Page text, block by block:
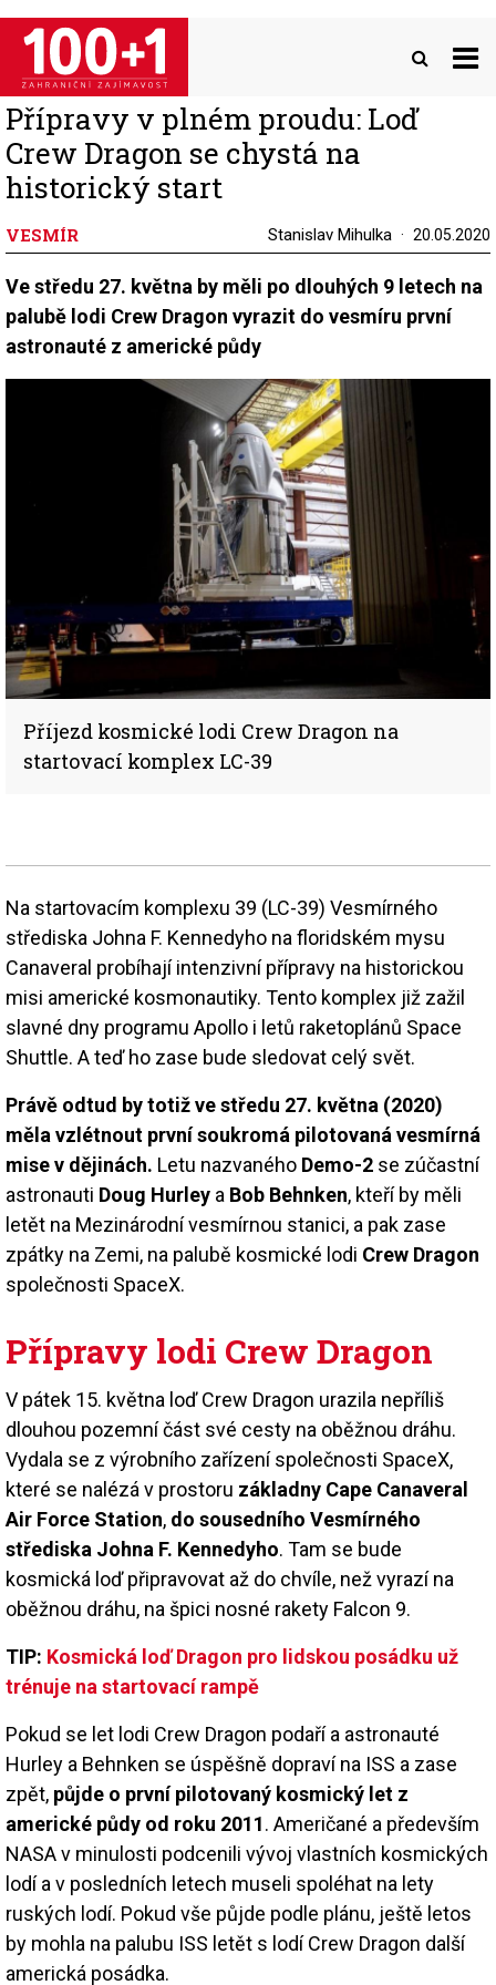
Přejít
hlavnímu
obsahu
Přípravy v plném proudu: Loď
Crew Dragon se chystá na
historický start
VESMÍR Stanislav Mihulka 20.05.2020
Ve středu 27. května by měli po dlouhých 9 letech na
palubě lodi Crew Dragon vyrazit do vesmíru první
astronauté z americké půdy
Příjezd kosmické lodi Crew Dragon na
startovací komplex LC-39
Na startovacím komplexu 39 (LC-39) Vesmírného
střediska Johna F. Kennedyho na floridském mysu
Canaveral probíhají intenzivní přípravy na historickou
misi americké kosmonautiky. Tento komplex již zažil
slavné dny programu Apollo i letů raketoplánů Space
Shuttle. A teď ho zase bude sledovat celý svět.
Právě odtud by totiž ve středu 27. května (2020)
měla vzlétnout první soukromá pilotovaná vesmírná
mise v dějinách. Letu nazvaného Demo-2 se zúčastní
astronauti Doug Hurley a Bob Behnken, kteří by měli
letět na Mezinárodní vesmírnou stanici, a pak zase
zpátky na Zemi, na palubě kosmické lodi Crew Dragon
společnosti SpaceX.
Přípravy lodi Crew Dragon
V pátek 15. května loď Crew Dragon urazila nepříliš
dlouhou pozemní část své cesty na oběžnou dráhu.
Vydala se z výrobního zařízení společnosti SpaceX,
které se nalézá v prostoru základny Cape Canaveral
Air Force Station, do sousedního Vesmírného
střediska Johna F. Kennedyho. Tam se bude
kosmická loď připravovat až do chvíle, než vyrazí na
oběžnou dráhu, na špici nosné rakety Falcon 9.
TIP: Kosmická loď Dragon pro lidskou posádku už
trénuje na startovací rampě
Pokud se let lodi Crew Dragon podaří a astronauté
Hurley a Behnken se úspěšně dopraví na ISS a zase
zpět, půjde o první pilotovaný kosmický let z
americké půdy od roku 2011. Američané a především
NASA v minulosti podcenili vývoj vlastních kosmických
lodí a v posledních letech museli spoléhat na lety
ruských lodí. Pokud vše půjde podle plánu, ještě letos
by mohla na palubu ISS letět s lodí Crew Dragon další
americká posádka.